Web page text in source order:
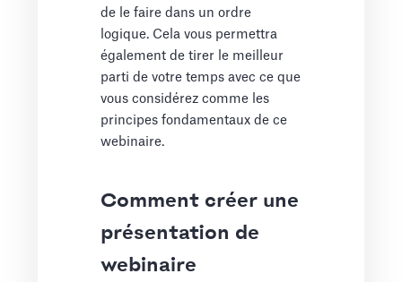
de le faire dans un ordre
logique. Cela vous permettra
également de tirer le meilleur
parti de votre temps avec ce que
vous considérez comme les
principes fondamentaux de ce
webinaire.
Comment créer une
présentation de
webinaire